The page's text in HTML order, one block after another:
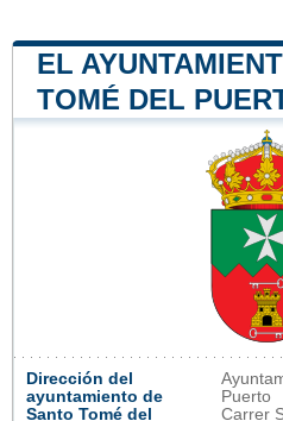
EL
TOMÉ DEL
Dirección del
ayuntamiento de
Santo Tomé del
Puerto
Carrer